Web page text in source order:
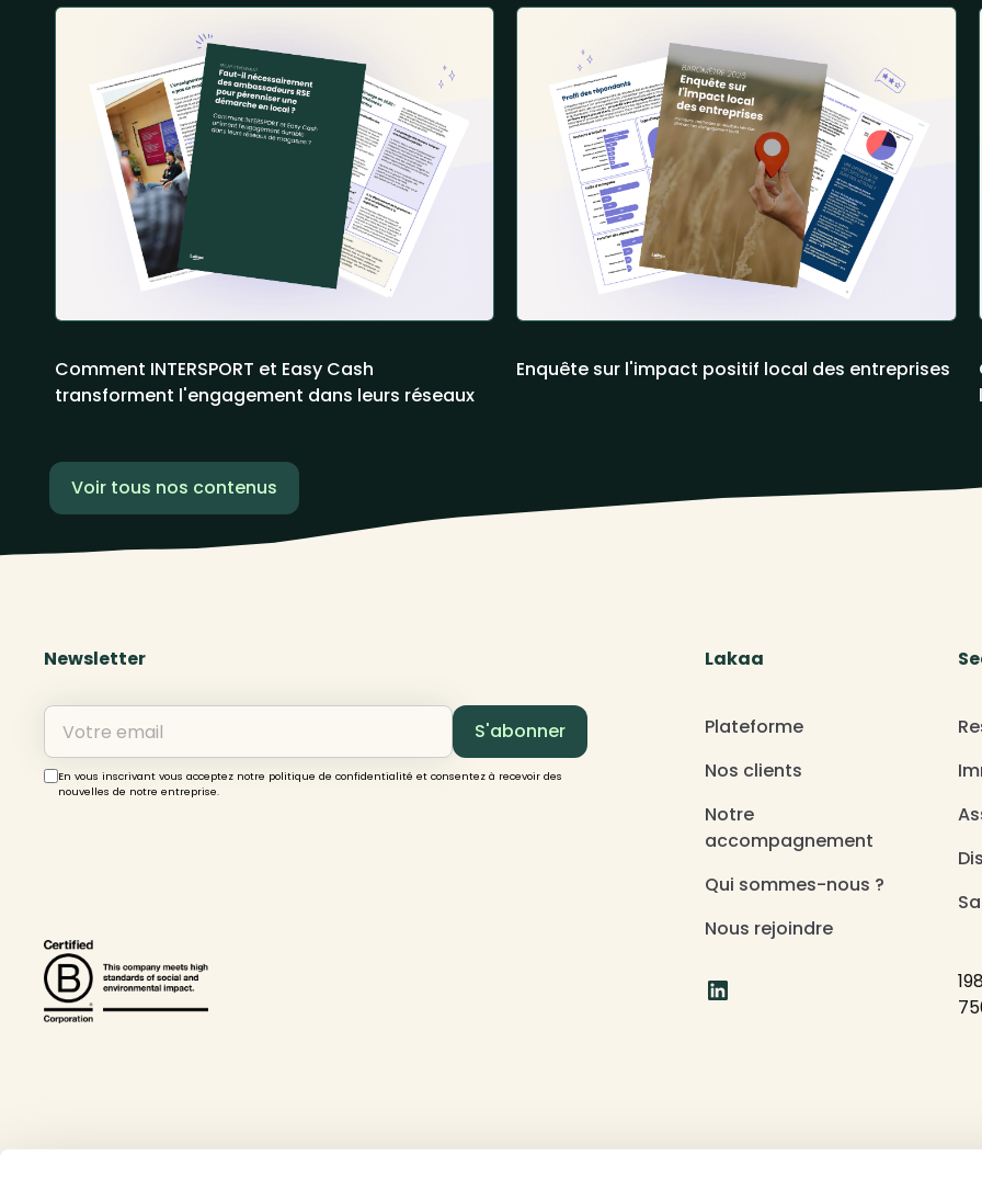
Comment INTERSPORT et Easy Cash
transforment l'engagement dans leurs réseaux
Enquête sur l'impact positif local des entreprises
Voir tous nos contenus
Newsletter
En vous inscrivant vous acceptez notre politique de confidentialité et consentez à recevoir des
nouvelles de notre entreprise.
Lakaa
Plateforme
Nos clients
Notre
accompagnement
Qui sommes-nous ?
Nous rejoindre